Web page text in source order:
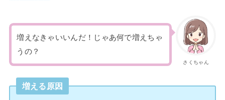
さくちゃん
増えなきゃいいんだ！じゃあ何で増えちゃ
うの？
増える原因